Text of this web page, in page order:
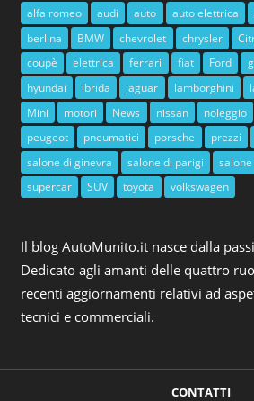
alfa romeo audi auto auto elettrica
berlina
BMW chevrolet chrysler
coupè
elettrica ferrari fiat Ford
hyundai
ibrida jaguar lamborghini
Mini
motori News nissan noleggio
peugeot
pneumatici porsche prezzi
salone di ginevra
salone di parigi
supercar
SUV toyota volkswagen
Il blog AutoMunito.it nasce dalla
Dedicato agli amanti delle quattro
recenti aggiornamenti relativi ad
tecnici e commerciali.
CONTATTI